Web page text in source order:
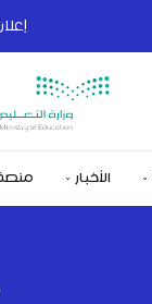
الأخبار منصة